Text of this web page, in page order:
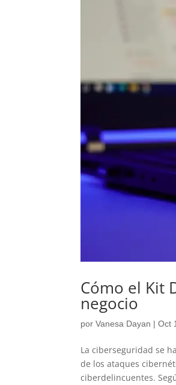
Cómo el Kit
negocio
porVanesa Dayan |Oct
La ciberseguridad se
de los ataques
ciberdelincuentes.